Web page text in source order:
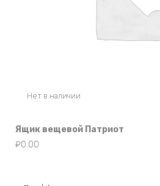
Нет в наличии
Ящик вещевой Патриот
₽0.00